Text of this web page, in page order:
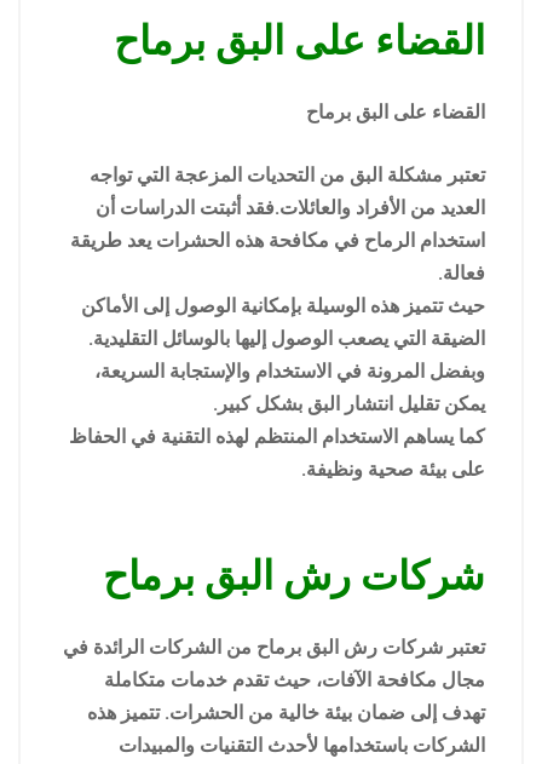
القضاء على البق برماح
القضاء على البق برماح
تعتبر مشكلة البق من التحديات المزعجة التي تواجه
العديد من الأفراد والعائلات.فقد أثبتت الدراسات أن
استخدام الرماح في مكافحة هذه الحشرات يعد طريقة
فعالة.
حيث تتميز هذه الوسيلة بإمكانية الوصول إلى الأماكن
الضيقة التي يصعب الوصول إليها بالوسائل التقليدية.
وبفضل المرونة في الاستخدام والإستجابة السريعة،
يمكن تقليل انتشار البق بشكل كبير.
كما يساهم الاستخدام المنتظم لهذه التقنية في الحفاظ
على بيئة صحية ونظيفة.
شركات رش البق برماح
تعتبر شركات رش البق برماح من الشركات الرائدة في
مجال مكافحة الآفات، حيث تقدم خدمات متكاملة
تهدف إلى ضمان بيئة خالية من الحشرات. تتميز هذه
الشركات باستخدامها لأحدث التقنيات والمبيدات